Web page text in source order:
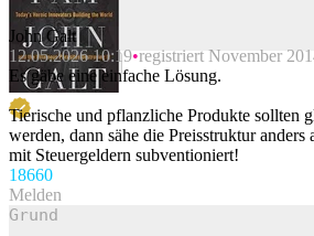
Beitrag melden
John Galt
12.05.2026 10:19 registriert November
Es gäbe eine einfache Lösung.
Tierische und pflanzliche Produkte sollten
werden, dann sähe die Preisstruktur anders
mit Steuergeldern subventioniert!
18660
Melden